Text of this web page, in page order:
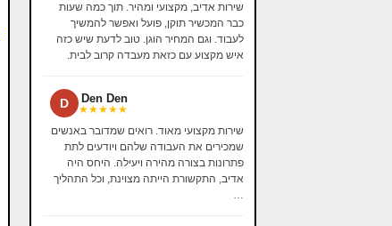
שירות אדיב, מקצועי ומהיר. תוך כמה שעות
כבר המכשיר תוקן, פועל ואפשר להמשיך
לעבוד. וגם המחיר הוגן. טוב לדעת שיש כזה
איש מקצוע עם כזאת מעבדה קרוב לבית.
D Den Den
★★★★★
שירות מקצועי מאוד. רואים שמדובר באנשים
שמכירים את העבודה שלהם ויודעים לתת
פתרונות בצורה מהירה ויעילה. היחס היה
אדיב, התקשורת הייתה מצוינת, וכל התהליך
…